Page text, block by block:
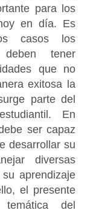
para los
en día. Es
casos los
deben tener
que no
exitosa la
parte del
En
ser capaz
desarrollar su
diversas
aprendizaje
el presente
del